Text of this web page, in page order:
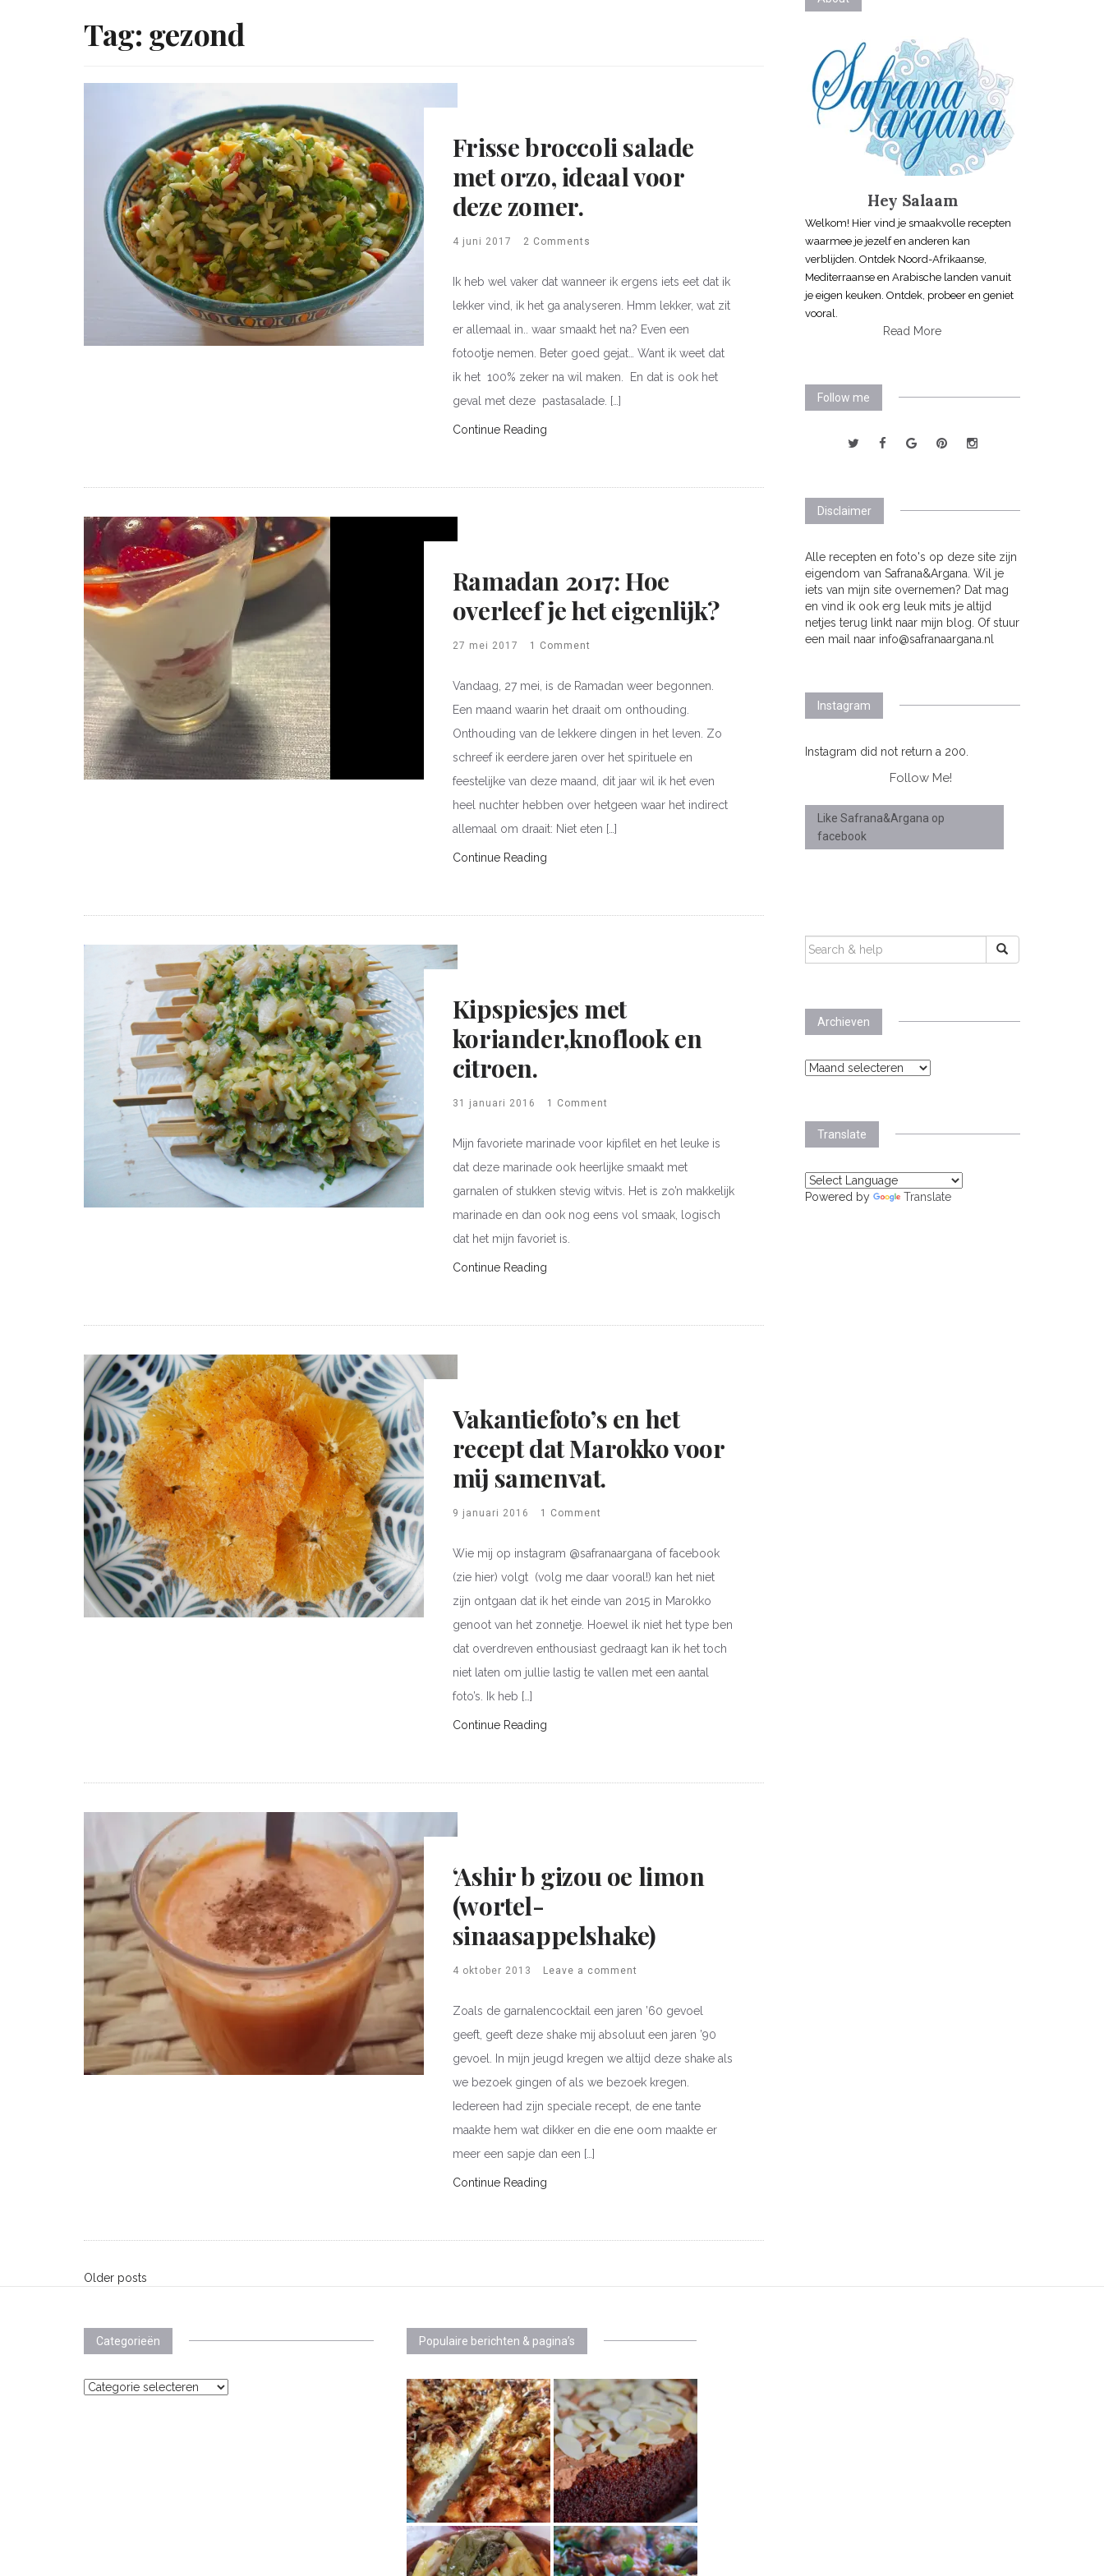
Tag: gezond
Frisse broccoli salade
met orzo, ideaal voor
deze zomer.
4 juni 2017 2 Comments
Ik heb wel vaker dat wanneer ik ergens iets eet dat ik
lekker vind, ik het ga analyseren. Hmm lekker, wat zit
er allemaal in.. waar smaakt het na? Even een
fotootje nemen. Beter goed gejat… Want ik weet dat
ik het 100% zeker na wil maken. En dat is ook het
geval met deze pastasalade. […]
Continue Reading
Ramadan 2017: Hoe
overleef je het eigenlijk?
27 mei 2017 1 Comment
Vandaag, 27 mei, is de Ramadan weer begonnen.
Een maand waarin het draait om onthouding.
Onthouding van de lekkere dingen in het leven. Zo
schreef ik eerdere jaren over het spirituele en
feestelijke van deze maand, dit jaar wil ik het even
heel nuchter hebben over hetgeen waar het indirect
allemaal om draait: Niet eten […]
Continue Reading
Kipspiesjes met
koriander,knoflook en
citroen.
31 januari 2016 1 Comment
Mijn favoriete marinade voor kipfilet en het leuke is
dat deze marinade ook heerlijke smaakt met
garnalen of stukken stevig witvis. Het is zo’n makkelijk
marinade en dan ook nog eens vol smaak, logisch
dat het mijn favoriet is.
Continue Reading
Vakantiefoto’s en het
recept dat Marokko voor
mij samenvat.
9 januari 2016 1 Comment
Wie mij op instagram @safranaargana of facebook
(zie hier) volgt (volg me daar vooral!) kan het niet
zijn ontgaan dat ik het einde van 2015 in Marokko
genoot van het zonnetje. Hoewel ik niet het type ben
dat overdreven enthousiast gedraagt kan ik het toch
niet laten om jullie lastig te vallen met een aantal
foto’s. Ik heb […]
Continue Reading
‘Ashir b gizou oe limon
(wortel-
sinaasappelshake)
4 oktober 2013 Leave a comment
Zoals de garnalencocktail een jaren ’60 gevoel
geeft, geeft deze shake mij absoluut een jaren ’90
gevoel. In mijn jeugd kregen we altijd deze shake als
we bezoek gingen of als we bezoek kregen.
Iedereen had zijn speciale recept, de ene tante
maakte hem wat dikker en die ene oom maakte er
meer een sapje dan een […]
Continue Reading
Posts
Older posts
Hey Salaam
Welkom! Hier vind je smaakvolle recepten
waarmee je jezelf en anderen kan
verblijden. Ontdek Noord-Afrikaanse,
Mediterraanse en Arabische landen vanuit
je eigen keuken. Ontdek, probeer en geniet
vooral.
Read More
Follow me
Disclaimer
Alle recepten en foto's op deze site zijn
eigendom van Safrana&Argana. Wil je
iets van mijn site overnemen? Dat mag
en vind ik ook erg leuk mits je altijd
netjes terug linkt naar mijn blog. Of stuur
een mail naar info@safranaargana.nl
Instagram
Instagram did not return a 200.
Follow Me!
Like Safrana&Argana op
facebook
SEARCH
FOR:
Archieven
Archieven
Translate
Powered by Translate
Categorieën
Categorieën
Populaire berichten & pagina’s